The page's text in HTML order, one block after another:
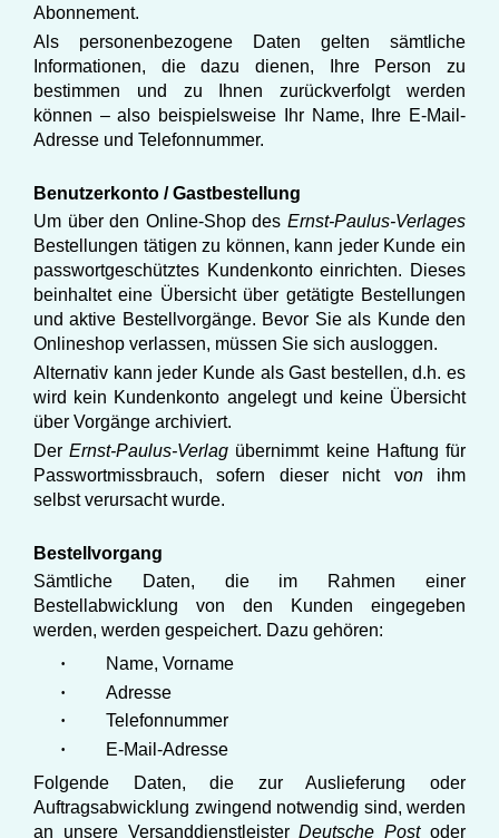
Abonnement.
Als personenbezogene Daten gelten sämtliche
Informationen, die dazu dienen, Ihre Person zu
bestimmen und zu Ihnen zurückverfolgt werden
können – also beispielsweise Ihr Name, Ihre E-Mail-
Adresse und Telefonnummer.
Benutzerkonto / Gastbestellung
Um über den Online-Shop des Ernst-Paulus-Verlages
Bestellungen tätigen zu können, kann jeder Kunde ein
passwortgeschütztes Kundenkonto einrichten. Dieses
beinhaltet eine Übersicht über getätigte Bestellungen
und aktive Bestellvorgänge. Bevor Sie als Kunde den
Onlineshop verlassen, müssen Sie sich ausloggen.
Alternativ kann jeder Kunde als Gast bestellen, d.h. es
wird kein Kundenkonto angelegt und keine Übersicht
über Vorgänge archiviert.
DerErnst-Paulus-Verlag übernimmt keine Haftung für
Passwortmissbrauch, sofern dieser nicht von ihm
selbst verursacht wurde.
Bestellvorgang
Sämtliche Daten, die im Rahmen einer
Bestellabwicklung von den Kunden eingegeben
werden, werden gespeichert. Dazu gehören:
·
Name, Vorname
·
Adresse
·
Telefonnummer
·
E-Mail-Adresse
Folgende Daten, die zur Auslieferung oder
Auftragsabwicklung zwingend notwendig sind, werden
an unsere VersanddienstleisterDeutsche Postoder